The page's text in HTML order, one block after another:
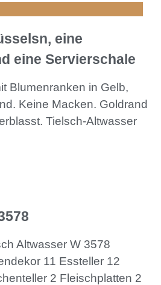
eine
eine Servierschale
Blumenranken in Gelb,
Keine Macken. Goldrand
Tielsch-Altwasser
Altwasser W 3578
11 Essteller 12
2 Fleischplatten 2